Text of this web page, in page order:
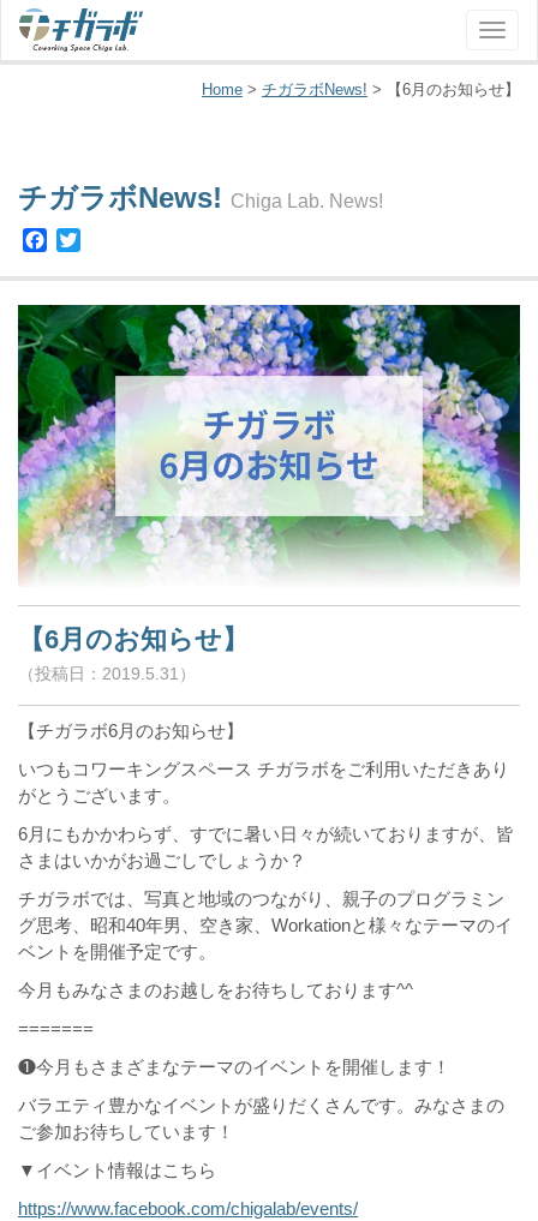
ナ
ビ
ゲ
Home > チガラボNews! > 【6月のお知らせ】
チガラボNews! Chiga Lab. News!
Facebook
【6月のお知らせ】
（投稿日：2019.5.31）
【チガラボ6月のお知らせ】
いつもコワーキングスペース チガラボをご利用いただきあり
がとうございます。
6月にもかかわらず、すでに暑い日々が続いておりますが、皆
さまはいかがお過ごしでしょうか？
チガラボでは、写真と地域のつながり、親子のプログラミン
グ思考、昭和40年男、空き家、Workationと様々なテーマのイ
ベントを開催予定です。
今月もみなさまのお越しをお待ちしております^^
=======
❶今月もさまざまなテーマのイベントを開催します！
バラエティ豊かなイベントが盛りだくさんです。みなさまの
ご参加お待ちしています！
▼イベント情報はこちら
https://www.facebook.com/chigalab/events/